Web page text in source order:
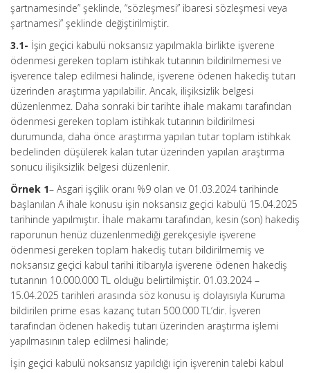
şartnamesinde” şeklinde, “sözleşmesi” ibaresi sözleşmesi veya
şartnamesi” şeklinde değiştirilmiştir.
3.1- İşin geçici kabulü noksansız yapılmakla birlikte işverene
ödenmesi gereken toplam istihkak tutarının bildirilmemesi ve
işverence talep edilmesi halinde, işverene ödenen hakediş tutarı
üzerinden araştırma yapılabilir. Ancak, ilişiksizlik belgesi
düzenlenmez. Daha sonraki bir tarihte ihale makamı tarafından
ödenmesi gereken toplam istihkak tutarının bildirilmesi
durumunda, daha önce araştırma yapılan tutar toplam istihkak
bedelinden düşülerek kalan tutar üzerinden yapılan araştırma
sonucu ilişiksizlik belgesi düzenlenir.
Örnek 1– Asgari işçilik oranı %9 olan ve 01.03.2024 tarihinde
başlanılan A ihale konusu işin noksansız geçici kabulü 15.04.2025
tarihinde yapılmıştır. İhale makamı tarafından, kesin (son) hakediş
raporunun henüz düzenlenmediği gerekçesiyle işverene
ödenmesi gereken toplam hakediş tutarı bildirilmemiş ve
noksansız geçici kabul tarihi itibarıyla işverene ödenen hakediş
tutarının 10.000.000 TL olduğu belirtilmiştir. 01.03.2024 –
15.04.2025 tarihleri arasında söz konusu iş dolayısıyla Kuruma
bildirilen prime esas kazanç tutarı 500.000 TL’dir. İşveren
tarafından ödenen hakediş tutarı üzerinden araştırma işlemi
yapılmasının talep edilmesi halinde;
İşin geçici kabulü noksansız yapıldığı için işverenin talebi kabul